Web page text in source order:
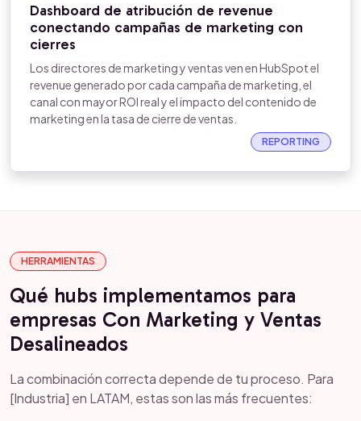
Dashboard de atribución de revenue
conectando campañas de marketing con
cierres
Los directores de marketing y ventas ven en HubSpot el
revenue generado por cada campaña de marketing, el
canal con mayor ROI real y el impacto del contenido de
marketing en la tasa de cierre de ventas.
REPORTING
HERRAMIENTAS
Qué hubs implementamos para
empresas Con Marketing y Ventas
Desalineados
La combinación correcta depende de tu proceso. Para
[Industria] en LATAM, estas son las más frecuentes: